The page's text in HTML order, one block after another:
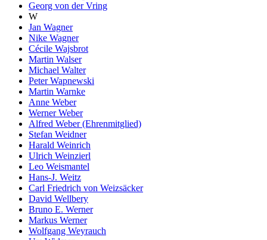
Georg von der Vring
W
Jan Wagner
Nike Wagner
Cécile Wajsbrot
Martin Walser
Michael Walter
Peter Wapnewski
Martin Warnke
Anne Weber
Werner Weber
Alfred Weber (Ehrenmitglied)
Stefan Weidner
Harald Weinrich
Ulrich Weinzierl
Leo Weismantel
Hans-J. Weitz
Carl Friedrich von Weizsäcker
David Wellbery
Bruno E. Werner
Markus Werner
Wolfgang Weyrauch